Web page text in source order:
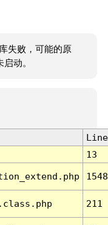
失败，可能的原
动。
Line
13
1548
211